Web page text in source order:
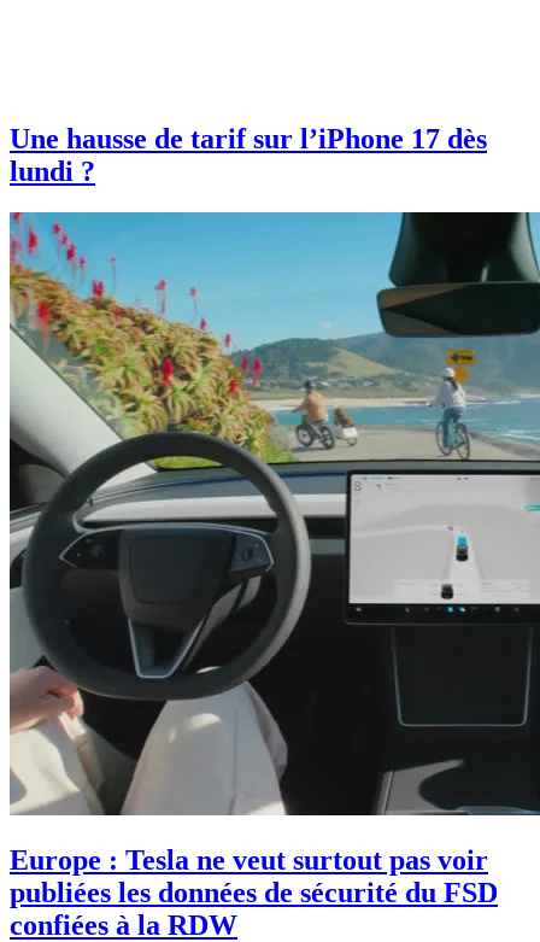
Une hausse de tarif sur l’iPhone 17 dès
lundi ?
Europe : Tesla ne veut surtout pas voir
publiées les données de sécurité du FSD
confiées à la RDW